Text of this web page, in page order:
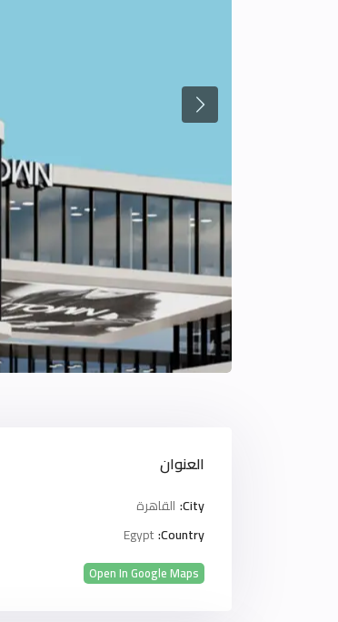
العنوان
City: القاهرة
Country:
Egypt
Open In Google Maps